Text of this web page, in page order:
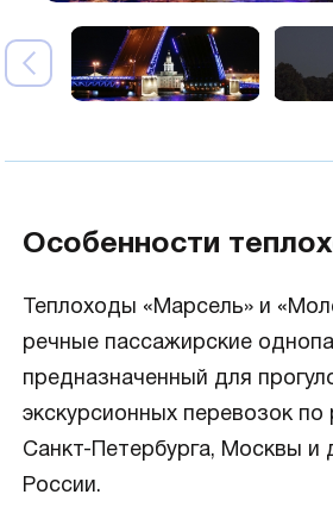
Особенности
Теплоходы «Марсель» и
речные пассажирские
предназначенный для
экскурсионных перевозок по
Санкт-Петербурга, Москвы и
России.